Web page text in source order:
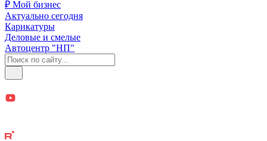
₽ Мой бизнес
Актуально сегодня
Карикатуры
Деловые и смелые
Автоцентр "НП"